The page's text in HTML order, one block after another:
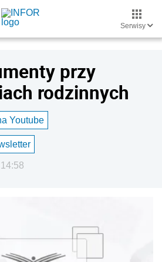
Serwisy
przy
rodzinnych
Youtube